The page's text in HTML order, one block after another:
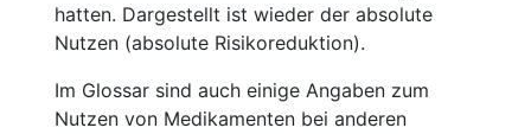
hatten. Dargestellt ist wieder der absolute
Nutzen (absolute Risikoreduktion).
Im Glossar sind auch einige Angaben zum
Nutzen von Medikamenten bei anderen